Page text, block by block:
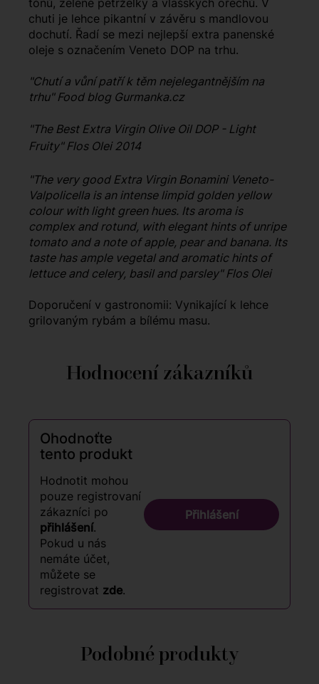
tónů, zelené petrželky a vlašských ořechů. V
chuti je lehce pikantní v závěru s mandlovou
dochutí. Řadí se mezi nejlepší extra panenské
oleje s označením Veneto DOP na trhu.
"Chutí a vůní patří k těm nejelegantnějším na
trhu" Food blog Gurmanka.cz
"The Best Extra Virgin Olive Oil DOP - Light
Fruity" Flos Olei 2014
"The very good Extra Virgin Bonamini Veneto-
Valpolicella is an intense limpid golden yellow
colour with light green hues. Its aroma is
complex and rotund, with elegant hints of unripe
tomato and a note of apple, pear and banana. Its
taste has ample vegetal and aromatic hints of
lettuce and celery, basil and parsley" Flos Olei
Doporučení v gastronomii: Vynikající k lehce
grilovaným rybám a bílému masu.
Hodnocení zákazníků
Ohodnoťte
tento produkt
Hodnotit mohou
pouze registrovaní
zákazníci po
přihlášení.
Pokud u nás
nemáte účet,
můžete se
registrovat zde.
Přihlášení
Podobné produkty